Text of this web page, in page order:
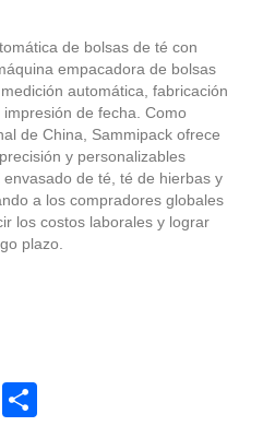
de bolsas de té con
empacadora de bolsas
automática, fabricación
de fecha. Como
de China, Sammipack ofrece
y personalizables
de té, té de hierbas y
a los compradores globales
los costos laborales y lograr
plazo.
LinkedIn